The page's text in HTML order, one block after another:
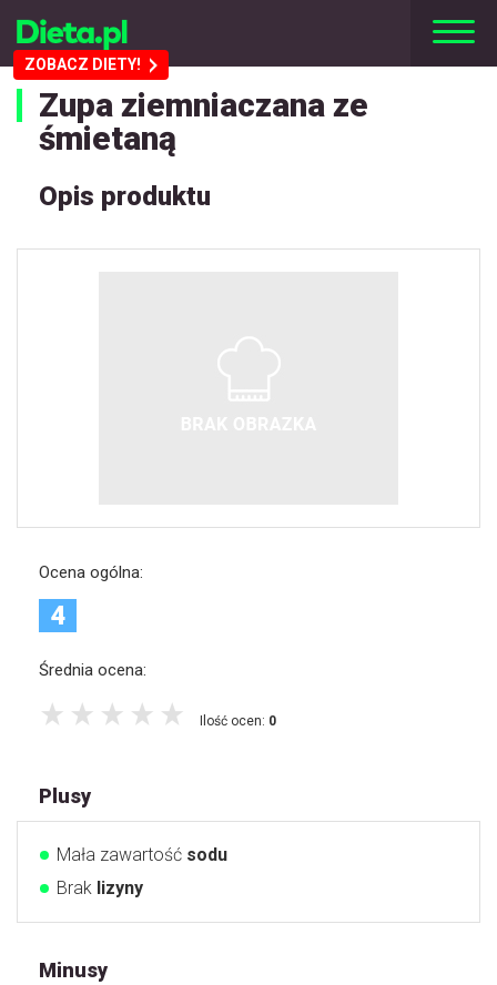
ZOBACZ DIETY!
Zupa ziemniaczana ze
śmietaną
Opis produktu
Ocena ogólna:
4
Średnia ocena:
Ilość ocen: 0
Plusy
Mała zawartość sodu
Brak lizyny
Minusy